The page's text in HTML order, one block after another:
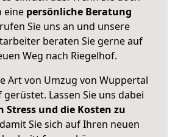
eine persönliche Beratung
Sie uns an und unsere
beraten Sie gerne auf
Weg nach Riegelhof.
Art von Umzug von Wuppertal
gerüstet. Lassen Sie uns dabei
Stress und die Kosten zu
Sie sich auf Ihren neuen